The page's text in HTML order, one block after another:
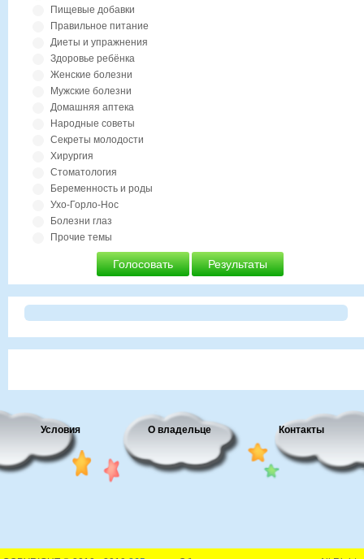
Пищевые добавки
Правильное питание
Диеты и упражнения
Здоровье ребёнка
Женские болезни
Мужские болезни
Домашняя аптека
Народные советы
Секреты молодости
Хирургия
Стоматология
Беременность и роды
Ухо-Горло-Нос
Болезни глаз
Прочие темы
Голосовать Результаты
Условия О владельце Контакты